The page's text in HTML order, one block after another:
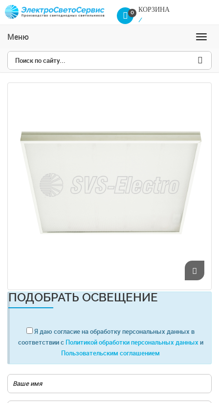
0
КОРЗИНА
/
Меню
ПОДОБРАТЬ ОСВЕЩЕНИЕ
Я даю согласие на обработку персональных данных в
соответствии с Политикой обработки персональных данных и
Пользовательским соглашением